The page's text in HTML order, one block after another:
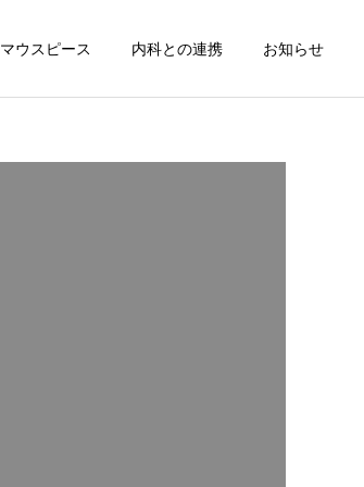
マウスピース 内科との連携 お知らせ